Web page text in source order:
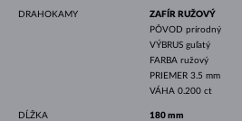
DRAHOKAMY
ZAFÍR RUŽOVÝ
PÔVOD prírodný
VÝBRUS guľatý
FARBA ružový
PRIEMER 3.5 mm
VÁHA 0.200 ct
DĹŽKA 180 mm